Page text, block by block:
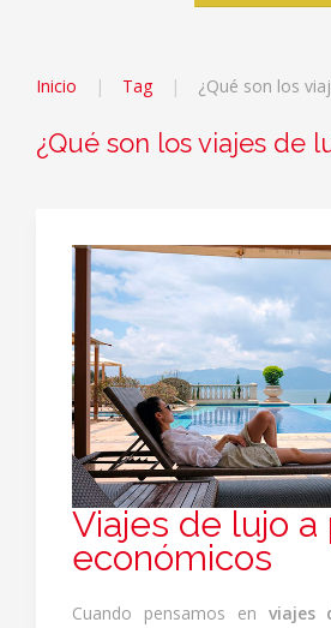
Inicio Tag ¿Qué son los
¿Qué son los viajes de
Viajes de lujo a
económicos
Cuando pensamos en viajes